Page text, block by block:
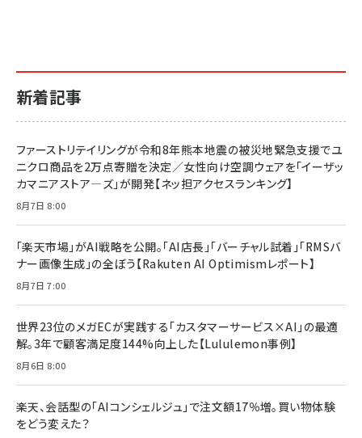
小さな会社は戦略が9割
￥1,815
マーケティングの真実 P&G・グリコで学んだ失敗
￥2,200
anan(アンアン)2026/06/24号 No.2500増刊
anan(アンアン)2026/07/08号 No.2502[2026
年後半、あなたの恋と運命／山田涼介]
￥880
ママ投資家が育休中に１億貯めた株式投資
￥1,870
￥1,980
ルな本質」
￥2,750
フィードバック経営 「沈黙の組織」から「高め合う
Amazonランキングをもっと見る
新着記事
ファーストリテイリングが令和8年熊本地震の被災地緊急支援でユ
ニクロ商品を2万点寄贈を決定／女性向け空調ウェアを「イーザッ
カマニアストア―ズ」が開発【ネッ担アクセスランキング】
8月7日 8:00
「楽天市場」がAI戦略を公開。「AI店長」「バーチャル試着」「RMSバ
ナー画像生成」の全ぼう【Rakuten AI Optimismレポート】
8月7日 7:00
世界23位のメガECが実践する「カスタマーサービス×AI」の最適
解。3年で顧客満足度144%向上した【Lululemon事例】
8月6日 8:00
楽天、会話型の「AIコンシェルジュ」で注文額17％増。買い物体験
をどう変えた？